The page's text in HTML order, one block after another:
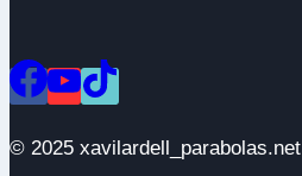
© 2025 xavilardell_parabolas.net